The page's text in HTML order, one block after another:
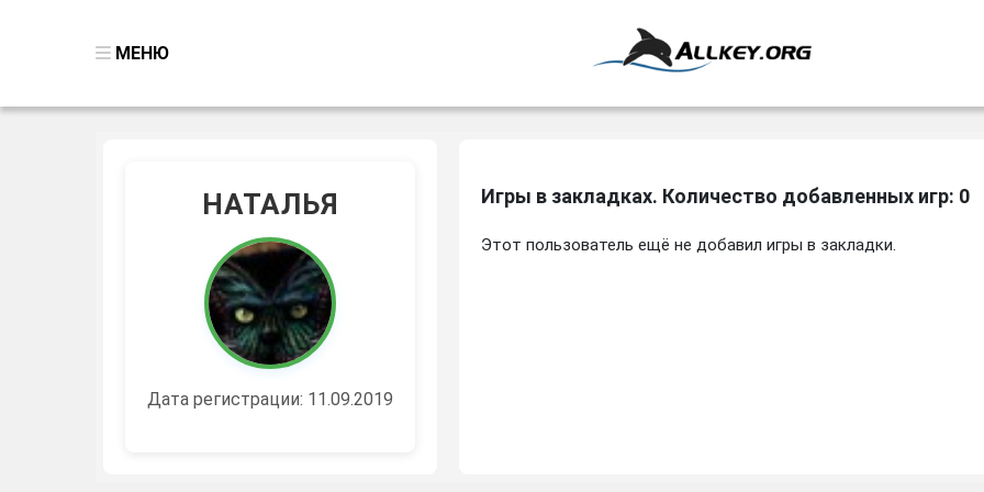
МЕНЮ
ПОИСК ПРЕДМЕТОВ
КВЕСТ
НАТАЛЬЯ
Дата регистрации: 11.09.2019
Игры в закладках. Количество добавленных игр: 0
Этот пользователь ещё не добавил игры в закладки.